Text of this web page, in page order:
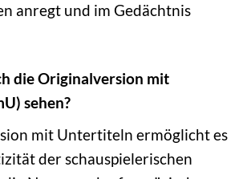
anregt und im Gedächtnis
die Originalversion mit
sehen?
mit Untertiteln ermöglicht es
der schauspielerischen